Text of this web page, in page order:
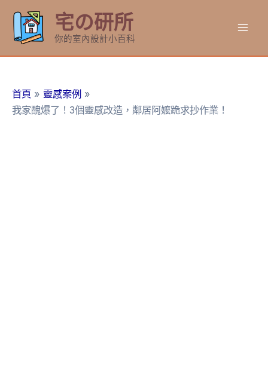
要
宅の研所
你的室內設計小百科
首頁
靈感案例
我家醜爆了！3個靈感改造，鄰居阿嬤跪求抄作業！